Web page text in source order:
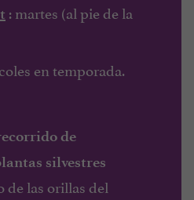
: martes (al pie de la
en temporada.
de
silvestres
de las orillas del